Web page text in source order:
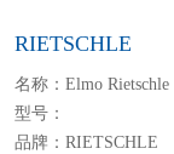
RIETSCHLE
名称：Elmo Rietschle
型号：
品牌：RIETSCHLE